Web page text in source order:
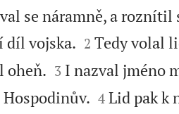
se náramně, a
díl vojska.
2 Tedy volal
oheň.
3 I nazval jméno

4 Lid pak k